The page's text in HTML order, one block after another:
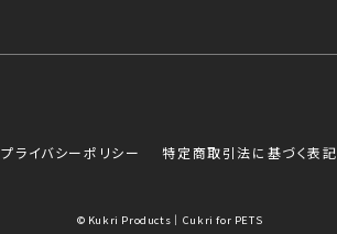
プライバシーポリシー 特定商取引法に基づく表記
© Kukri Products｜Cukri for PETS